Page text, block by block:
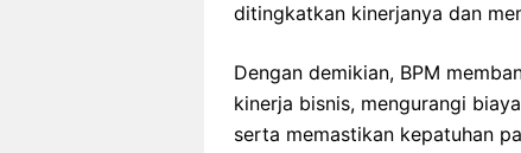
ditingkatkan kinerjanya dan
Dengan demikian, BPM
kinerja bisnis, mengurangi
serta memastikan kepatuhan